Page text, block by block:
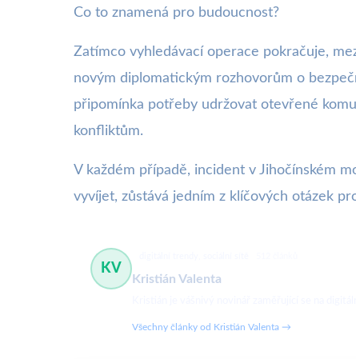
Co to znamená pro budoucnost?
Zatímco vyhledávací operace pokračuje,
novým diplomatickým rozhovorům o
připomínka potřeby udržovat otevřené
konfliktům.
V každém případě, incident v Jihočínském
vyvíjet, zůstává jedním z klíčových otázek
KV
Kristián Valenta
Všechny články od Kristián Valenta →